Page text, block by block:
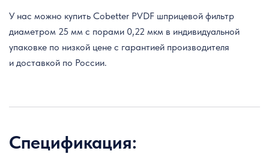
У нас можно купить Cobetter PVDF шприцевой фильтр
диаметром 25 мм с порами 0,22 мкм в индивидуальной
упаковке по низкой цене с гарантией производителя
и доставкой по России.
Спецификация: